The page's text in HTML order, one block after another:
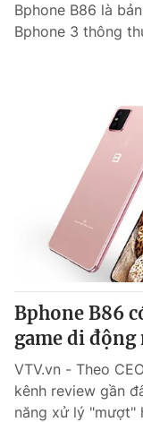
Bphone B86 là
Bphone 3 thông
Bphone B86
game di động
VTV.vn - Theo
kênh review gần
năng xử lý "mượt"